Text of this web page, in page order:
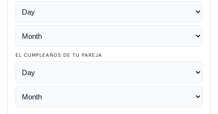
EL CUMPLEAÑOS DE TU PAREJA